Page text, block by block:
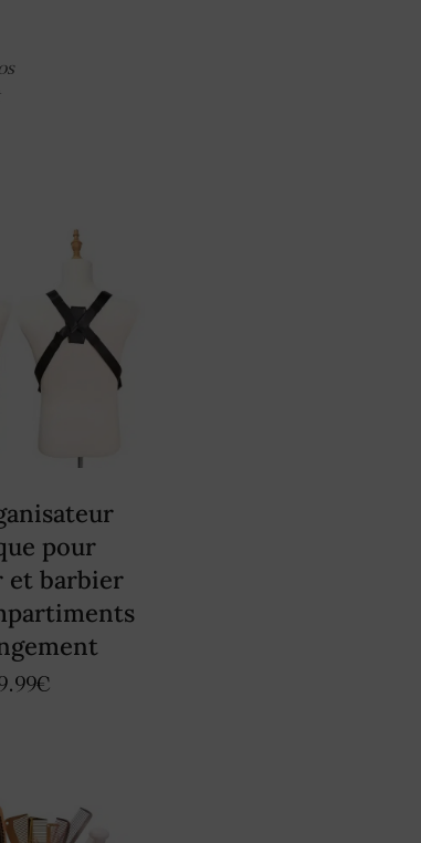
pour
et barbier
€